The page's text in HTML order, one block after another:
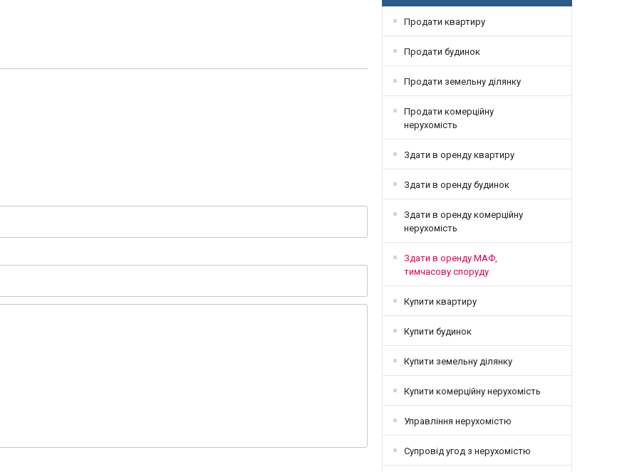
Продати квартиру
Продати будинок
Продати земельну ділянку
Продати комерційну
нерухомість
Здати в оренду квартиру
Здати в оренду будинок
Здати в оренду комерційну
нерухомість
Здати в оренду МАФ,
тимчасову споруду
Купити квартиру
Купити будинок
Купити земельну ділянку
Купити комерційну нерухомість
Управління нерухомістю
Супровід угод з нерухомістю